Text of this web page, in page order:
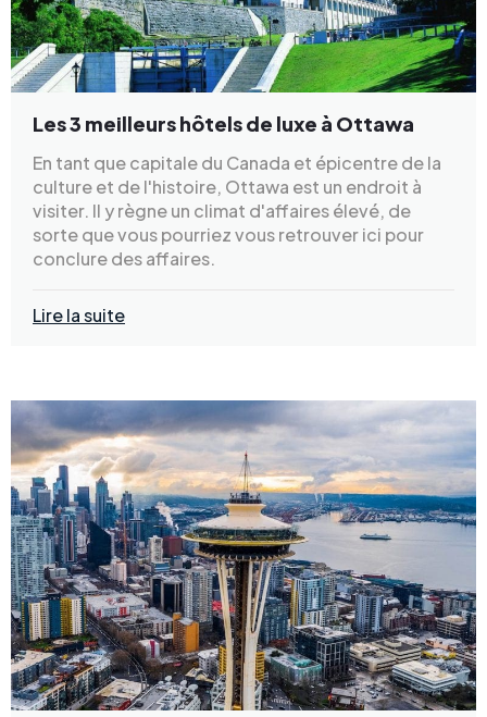
Les 3 meilleurs hôtels de luxe à Ottawa
En tant que capitale du Canada et épicentre de la
culture et de l'histoire, Ottawa est un endroit à
visiter. Il y règne un climat d'affaires élevé, de
sorte que vous pourriez vous retrouver ici pour
conclure des affaires.
Lire la suite